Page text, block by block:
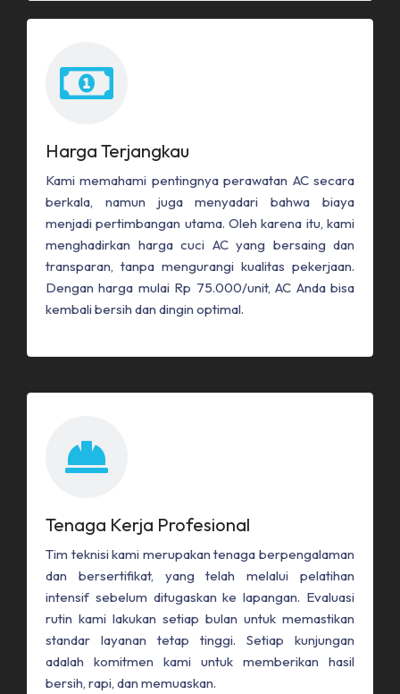
Harga Terjangkau
Kami memahami pentingnya perawatan AC secara
berkala, namun juga menyadari bahwa biaya
menjadi pertimbangan utama. Oleh karena itu, kami
menghadirkan harga cuci AC yang bersaing dan
transparan, tanpa mengurangi kualitas pekerjaan.
Dengan harga mulai Rp 75.000/unit, AC Anda bisa
kembali bersih dan dingin optimal.
Tenaga Kerja Profesional
Tim teknisi kami merupakan tenaga berpengalaman
dan bersertifikat, yang telah melalui pelatihan
intensif sebelum ditugaskan ke lapangan. Evaluasi
rutin kami lakukan setiap bulan untuk memastikan
standar layanan tetap tinggi. Setiap kunjungan
adalah komitmen kami untuk memberikan hasil
bersih, rapi, dan memuaskan.